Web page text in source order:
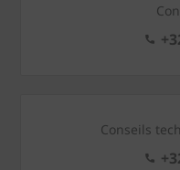
Conseils